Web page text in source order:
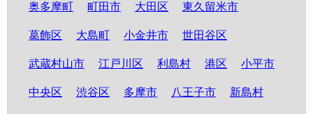
奥多摩町 町田市 大田区 東久留米市
葛飾区 大島町 小金井市 世田谷区
武蔵村山市 江戸川区 利島村 港区 小平市
中央区 渋谷区 多摩市 八王子市 新島村